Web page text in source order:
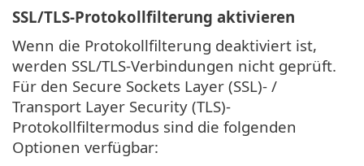
SSL/TLS-Protokollfilterung aktivieren
Wenn die Protokollfilterung deaktiviert ist,
werden SSL/TLS-Verbindungen nicht geprüft.
Für den Secure Sockets Layer (SSL)- /
Transport Layer Security (TLS)-
Protokollfiltermodus sind die folgenden
Optionen verfügbar: